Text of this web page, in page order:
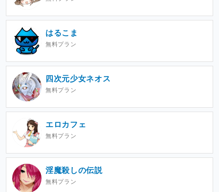
はるこま
無料プラン
四次元少女ネオス
無料プラン
エロカフェ
無料プラン
淫魔殺しの伝説
無料プラン